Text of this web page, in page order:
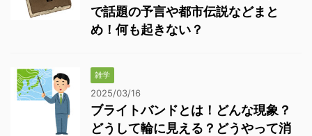
で話題の予言や都市伝説などまと
め！何も起きない？
雑学
2025/03/16
ブライトバンドとは！どんな現象？
どうして輪に見える？どうやって消